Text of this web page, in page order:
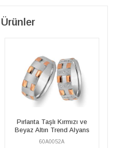
Ürünler
Pırlanta Taşlı Kırmızı ve
Beyaz Altın Trend Alyans
60A0052K